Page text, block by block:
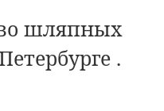
шляпных
.